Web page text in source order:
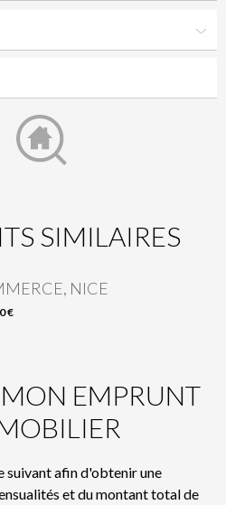
SIMILAIRES
NICE
€
EMPRUNT
suivant afin d'obtenir une
et du montant total de